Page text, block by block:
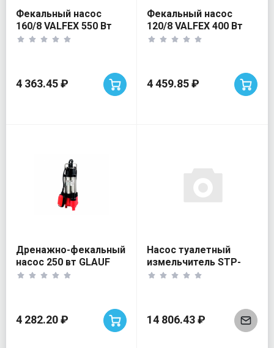
Фекальный насос
160/8 VALFEX 550 Вт
4 363.45 ₽
Фекальный насос
120/8 VALFEX 400 Вт
4 459.85 ₽
Дренажно-фекальный
насос 250 вт GLAUF
4 282.20 ₽
Насос туалетный
измельчитель STP-
250 для душа
14 806.43 ₽